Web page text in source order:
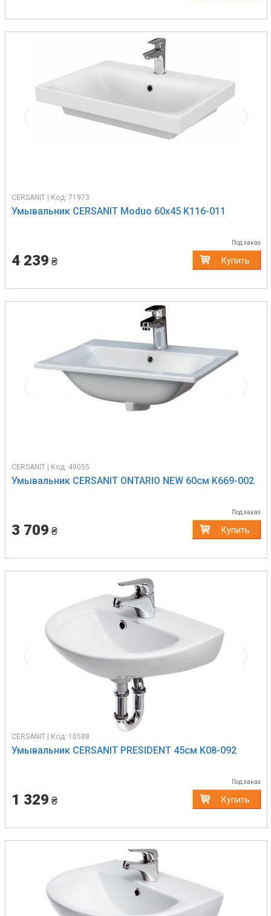
Previous
CERSANIT | Код: 71973
Умывальник CERSANIT Moduo 60х45 K116-011
Под заказ
4 239 ₴ Купить
Previous
CERSANIT | Код: 49055
Умывальник CERSANIT ONTARIO NEW 60см K669-002
Под заказ
3 709 ₴ Купить
Previous
CERSANIT | Код: 10588
Умывальник CERSANIT PRESIDENT 45см K08-092
Под заказ
1 329 ₴ Купить
Previous